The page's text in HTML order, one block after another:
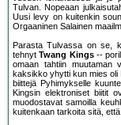
Tulvan. Nopeaan
Uusi levy on kuitenkin
Orgaaninen Salainen
Parasta Tulvassa on se,
tehnytTwang Kings--
omaan tahtiin muutaman
kaksikko yhytti kun mies oli
biittejä Pyhimykselle
Kingsin elektroniset biitit
muodostavat samoilla
kuitenkaan tarkoita sitä,